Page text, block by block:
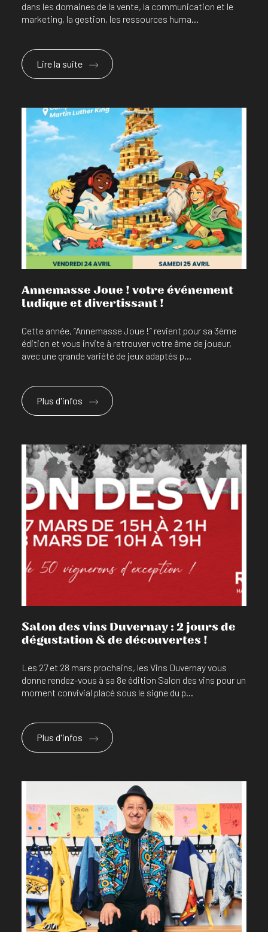
dans les domaines de la vente, la communication et le
marketing, la gestion, les ressources huma...
Lire la suite
En savoir plus
Annemasse Joue ! votre événement
ludique et divertissant !
Cette année, “Annemasse Joue !” revient pour sa 3ème
édition et vous invite à retrouver votre âme de joueur,
avec une grande variété de jeux adaptés p...
Plus d'infos
En savoir plus
Salon des vins Duvernay : 2 jours de
dégustation & de découvertes !
Les 27 et 28 mars prochains, les Vins Duvernay vous
donne rendez-vous à sa 8e édition Salon des vins pour un
moment convivial placé sous le signe du p...
Plus d'infos
En savoir plus